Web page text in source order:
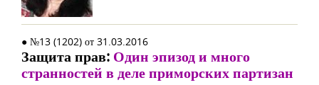
● №13 (1202) от 31.03.2016
Защита прав: Один эпизод и много
странностей в деле приморских партизан